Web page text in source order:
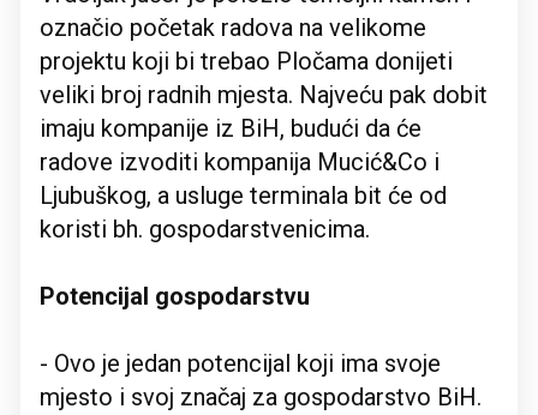
označio početak radova na velikome
projektu koji bi trebao Pločama donijeti
veliki broj radnih mjesta. Najveću pak dobit
imaju kompanije iz BiH, budući da će
radove izvoditi kompanija Mucić&Co i
Ljubuškog, a usluge terminala bit će od
koristi bh. gospodarstvenicima.
Potencijal gospodarstvu
- Ovo je jedan potencijal koji ima svoje
mjesto i svoj značaj za gospodarstvo BiH.